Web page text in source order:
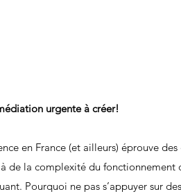
urgente à créer!
en France (et ailleurs) éprouve
de la complexité du fonctionnement
Pourquoi ne pas s’appuyer sur